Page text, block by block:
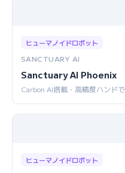
ヒューマノイドロボット
SANCTUARY AI
Sanctuary AI Phoenix
Carbon AI搭載・高精度ハンド
ヒューマノイドロボット